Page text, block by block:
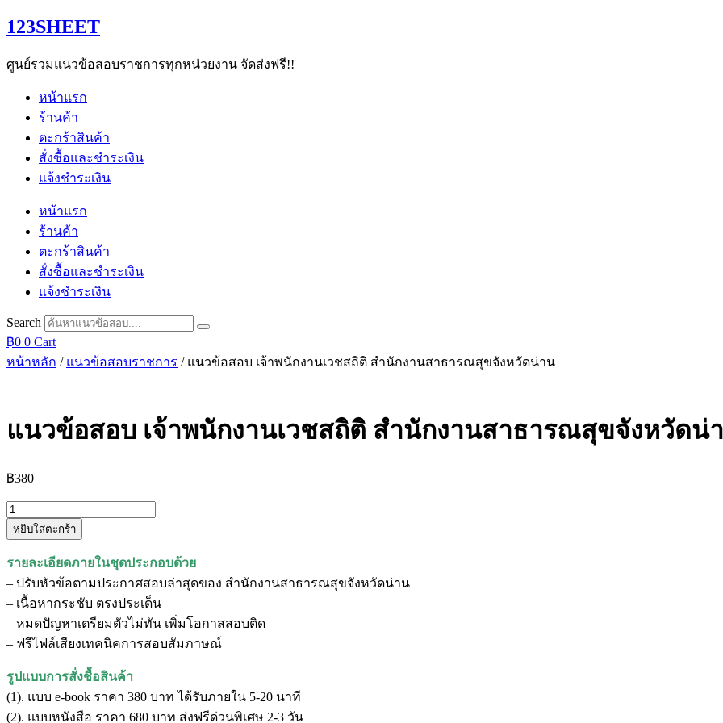
Skip
to
123SHEET
ศูนย์รวมแนวข้อสอบราชการทุกหน่วยงาน จัดส่งฟรี!!
หน้าแรก
ร้านค้า
ตะกร้าสินค้า
สั่งซื้อและชำระเงิน
แจ้งชำระเงิน
หน้าแรก
ร้านค้า
ตะกร้าสินค้า
สั่งซื้อและชำระเงิน
แจ้งชำระเงิน
Search
฿0 0 Cart
หน้าหลัก / แนวข้อสอบราชการ / แนวข้อสอบ เจ้าพนักงานเวชสถิติ สำนักงานสาธารณสุขจังหวัดน่าน
แนวข้อสอบ เจ้าพนักงานเวชสถิติ สำนักงานสาธารณสุขจังหวัดน่
฿380
จำนวน
แนว
เจ้า
พนักงาน
เวช
สถิติ
สำนักงาน
สาธารณสุข
จังหวัด
น่าน
หยิบใส่ตะกร้า
รายละเอียดภายในชุดประกอบด้วย
– ปรับหัวข้อตามประกาศสอบล่าสุดของ สำนักงานสาธารณสุขจังหวัดน่าน
– เนื้อหากระชับ ตรงประเด็น
– หมดปัญหาเตรียมตัวไม่ทัน เพิ่มโอกาสสอบติด
– ฟรีไฟล์เสียงเทคนิคการสอบสัมภาษณ์
รูปแบบการสั่งชื้อสินค้า
(1). แบบ e-book ราคา 380 บาท ได้รับภายใน 5-20 นาที
(2). แบบหนังสือ ราคา 680 บาท ส่งฟรีด่วนพิเศษ 2-3 วัน